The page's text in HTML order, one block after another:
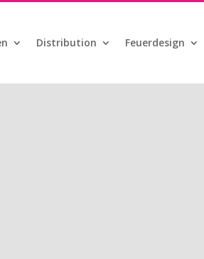
Distribution Feuerdesign